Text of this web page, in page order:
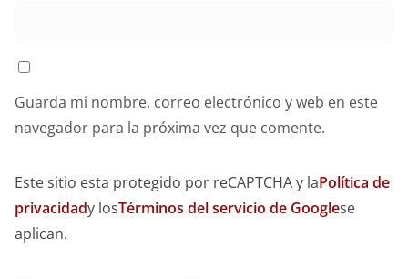
Guarda mi nombre, correo electrónico y web en este
navegador para la próxima vez que comente.
Este sitio esta protegido por reCAPTCHA y laPolítica de
privacidady losTérminos del servicio de Googlese
aplican.